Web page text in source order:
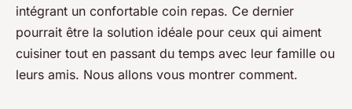
intégrant un confortable coin repas. Ce dernier
pourrait être la solution idéale pour ceux qui aiment
cuisiner tout en passant du temps avec leur famille ou
leurs amis. Nous allons vous montrer comment.